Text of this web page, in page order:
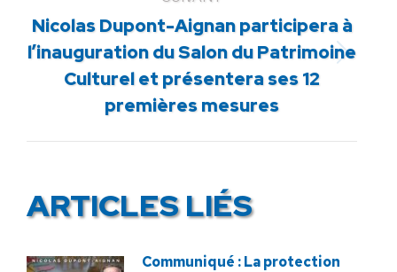
Article
suivant
:
Nicolas Dupont-Aignan participera à
l’inauguration du Salon du Patrimoine
Culturel et présentera ses 12
premières mesures
ARTICLES LIÉS
Communiqué : La protection